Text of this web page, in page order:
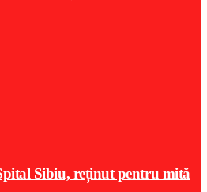
Sibiu, reținut pentru mită